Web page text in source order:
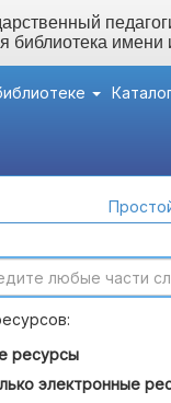
библиотека
ресурсы
электронные